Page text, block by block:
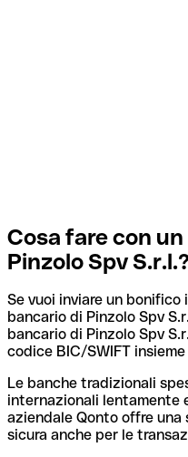
Cosa fare con
Pinzolo Spv
Se vuoi inviare un
bancario di Pinzolo Spv
bancario di Pinzolo Spv
codice BIC/SWIFT
Le banche tradizionali
internazionali lentamente
aziendale Qonto offre una
sicura anche per le